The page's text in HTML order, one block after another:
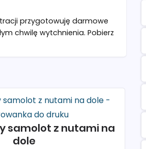
przygotowuję darmowe
chwilę wytchnienia. Pobierz
samolot z nutami na
dole